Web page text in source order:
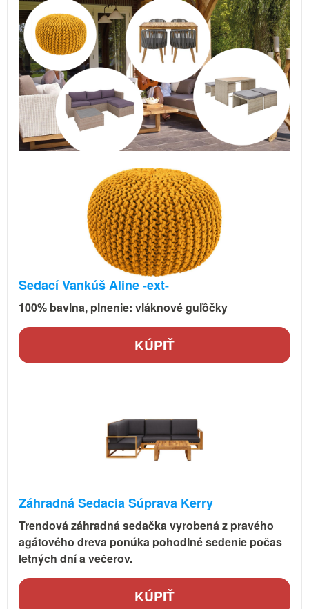
Sedací Vankúš Aline -ext-
100% bavlna, plnenie: vláknové guľôčky
KÚPIŤ
Záhradná Sedacia Súprava Kerry
Trendová záhradná sedačka vyrobená z pravého
agátového dreva ponúka pohodlné sedenie počas
letných dní a večerov.
KÚPIŤ